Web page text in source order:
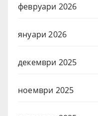
февруари 2026
януари 2026
декември 2025
ноември 2025